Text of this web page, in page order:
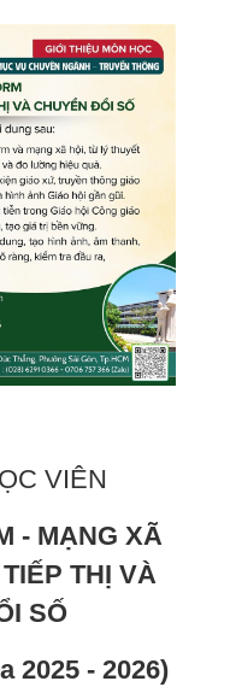
VIÊN
- MẠNG XÃ
THỊ VÀ
SỐ
2025 - 2026)